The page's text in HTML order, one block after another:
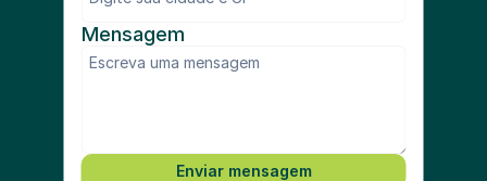
Mensagem
Enviar mensagem